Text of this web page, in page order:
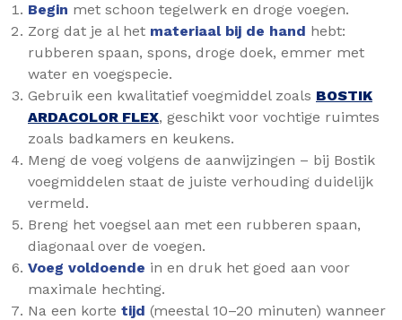
Begin met schoon tegelwerk en droge voegen.
Zorg dat je al het materiaal bij de hand hebt:
rubberen spaan, spons, droge doek, emmer met
water en voegspecie.
Gebruik een kwalitatief voegmiddel zoals BOSTIK
ARDACOLOR FLEX, geschikt voor vochtige ruimtes
zoals badkamers en keukens.
Meng de voeg volgens de aanwijzingen – bij Bostik
voegmiddelen staat de juiste verhouding duidelijk
vermeld.
Breng het voegsel aan met een rubberen spaan,
diagonaal over de voegen.
Voeg voldoende in en druk het goed aan voor
maximale hechting.
Na een korte tijd (meestal 10–20 minuten) wanneer